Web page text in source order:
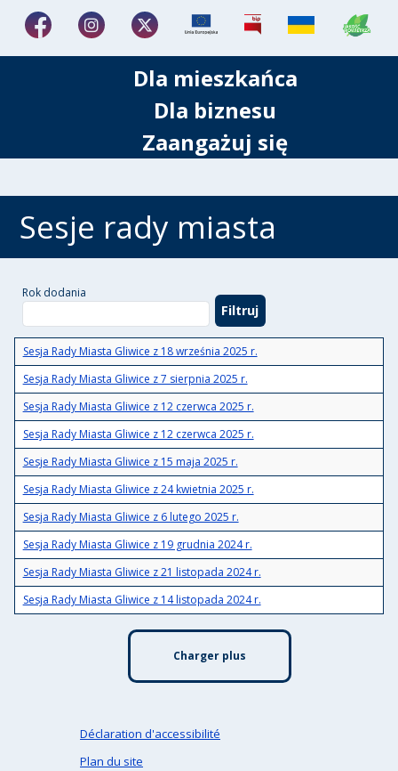
Dla mieszkańca
Dla biznesu
Zaangażuj się
Sesje rady miasta
Rok dodania
Sesja Rady Miasta Gliwice z 18 września 2025 r.
Sesja Rady Miasta Gliwice z 7 sierpnia 2025 r.
Sesja Rady Miasta Gliwice z 12 czerwca 2025 r.
Sesja Rady Miasta Gliwice z 12 czerwca 2025 r.
Sesje Rady Miasta Gliwice z 15 maja 2025 r.
Sesja Rady Miasta Gliwice z 24 kwietnia 2025 r.
Sesja Rady Miasta Gliwice z 6 lutego 2025 r.
Sesja Rady Miasta Gliwice z 19 grudnia 2024 r.
Sesja Rady Miasta Gliwice z 21 listopada 2024 r.
Sesja Rady Miasta Gliwice z 14 listopada 2024 r.
Charger plus
Déclaration d'accessibilité
Plan du site